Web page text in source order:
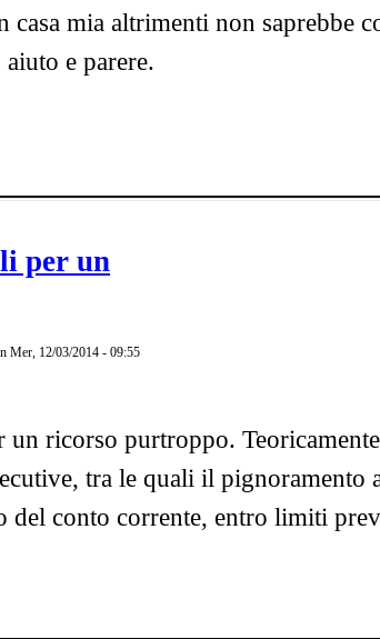
mia altrimenti non saprebbe
e parere.
per un
Mer, 12/03/2014 - 09:55
ricorso purtroppo.
tra le quali il pignoramento
del conto corrente, entro limiti